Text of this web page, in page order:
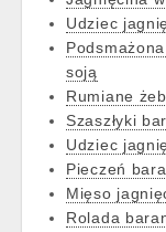
Udziec
soją
Rumiane
Szaszłyki
Udziec
Pieczeń
Mięso
Rolada